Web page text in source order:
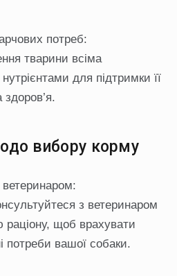
потреб:
тварини всіма
для підтримки її
здоров’я.
вибору корму
ветеринаром:
з ветеринаром
раціону, щоб врахувати
потреби вашої собаки.